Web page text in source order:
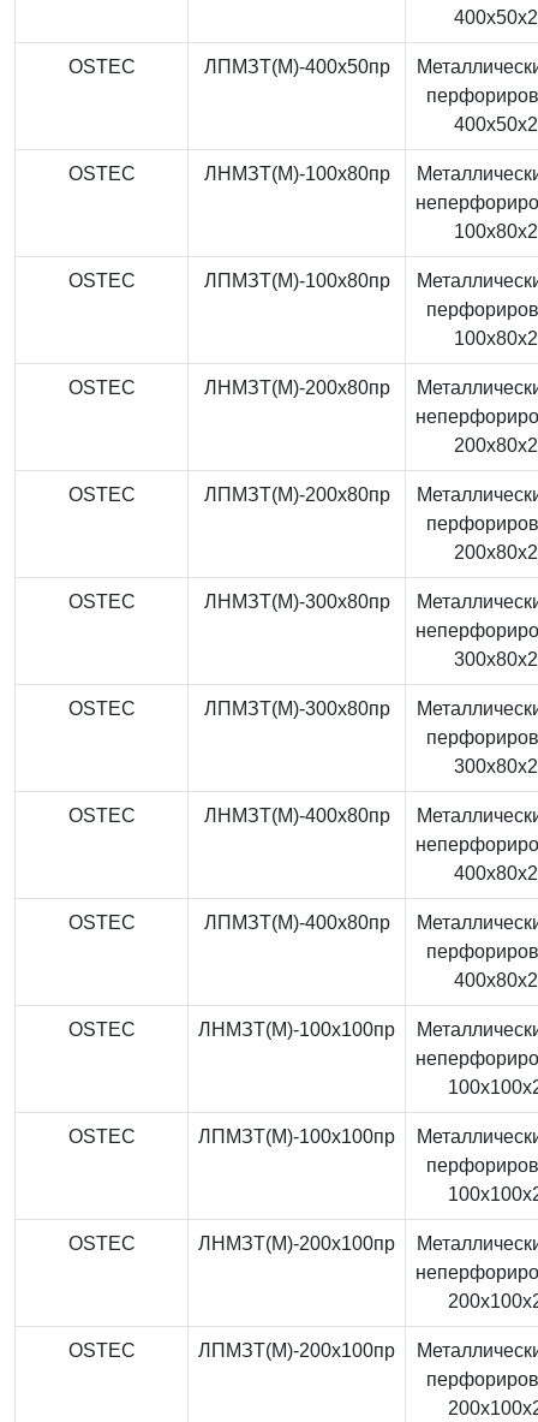
OSTEC ЛПМЗТ(М)-400x50пр
OSTEC ЛНМЗТ(М)-100x80пр
OSTEC ЛПМЗТ(М)-100x80пр
OSTEC ЛНМЗТ(М)-200x80пр
OSTEC ЛПМЗТ(М)-200x80пр
OSTEC ЛНМЗТ(М)-300x80пр
OSTEC ЛПМЗТ(М)-300x80пр
OSTEC ЛНМЗТ(М)-400x80пр
OSTEC ЛПМЗТ(М)-400x80пр
OSTEC ЛНМЗТ(М)-100x100пр
OSTEC ЛПМЗТ(М)-100x100пр
OSTEC ЛНМЗТ(М)-200x100пр
OSTEC ЛПМЗТ(М)-200x100пр